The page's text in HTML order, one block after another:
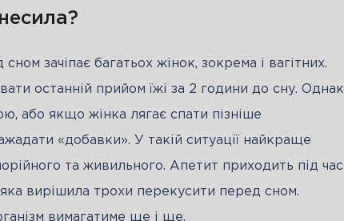
зачіпає багатьох жінок, зокрема і вагітних.
останній прийом їжі за 2 години до сну. Однак
або якщо жінка лягає спати пізніше
«добавки». У такій ситуації найкраще
та живильного. Апетит приходить під час
вирішила трохи перекусити перед сном.
вимагатиме ще і ще.